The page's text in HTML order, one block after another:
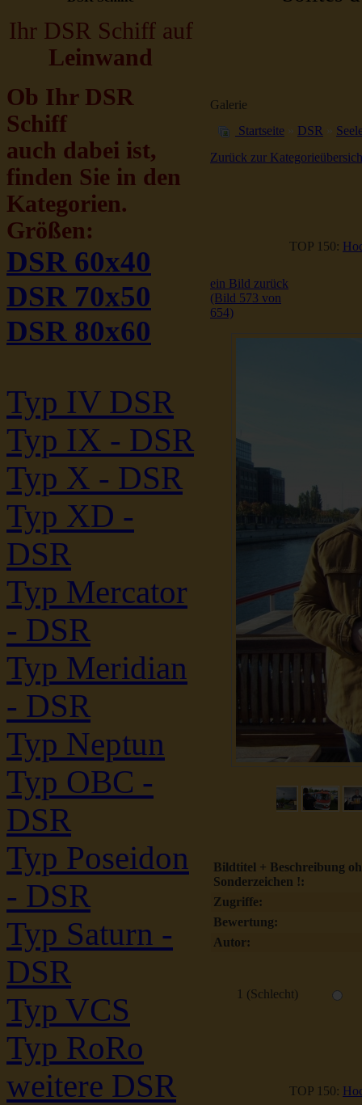
Ihr DSR Schiff auf
Leinwand
Ob Ihr DSR
Schiff
auch dabei ist,
finden Sie in den
Kategorien.
Größen:
DSR 60x40
DSR 70x50
DSR 80x60
Typ IV DSR
Typ IX - DSR
Typ X - DSR
Typ XD -
DSR
Typ Mercator
- DSR
Typ Meridian
- DSR
Typ Neptun
Typ OBC -
DSR
Typ Poseidon
- DSR
Typ Saturn -
DSR
Typ VCS
Typ RoRo
weitere DSR
Galerie
Startseite » DSR »
Zurück zur
TOP 150:
ein Bild zurück
(Bild 573 von
654)
Bildtitel + Beschreibung
Sonderzeichen !:
Zugriffe:
Bewertung:
Autor:
1 (Schlecht)
TOP 150: